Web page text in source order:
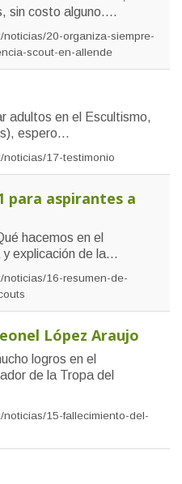
sin costo alguno....
noticias/20-organiza-siempre-
scout-en-allende
adultos en el Escultismo,
espero...
noticias/17-testimonio
para aspirantes a
hacemos en el
explicación de la...
noticias/16-resumen-de-
López Araujo
logros en el
de la Tropa del
noticias/15-fallecimiento-del-